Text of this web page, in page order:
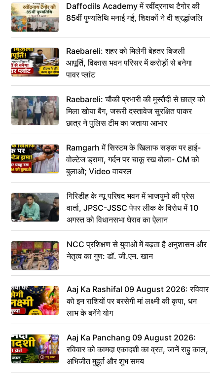
Daffodils Academy में रवींद्रनाथ टैगोर की
85वीं पुण्यतिथि मनाई गई, शिक्षकों ने दी श्रद्धांजलि
Raebareli: शहर को मिलेगी बेहतर बिजली
आपूर्ति, विकास भवन परिसर में करोड़ों से बनेगा
पावर प्लांट
Raebareli: चौकी प्रभारी की मुस्तैदी से छात्र को
मिला खोया बैग, जरूरी दस्तावेज सुरक्षित पाकर
छात्र ने पुलिस टीम का जताया आभार
Ramgarh में सिस्टम के खिलाफ सड़क पर हाई-
वोल्टेज ड्रामा, गर्दन पर चाकू रख बोला- CM को
बुलाओ; Video वायरल
गिरिडीह के न्यू परिषद भवन में भाजयुमो की प्रेस
वार्ता, JPSC-JSSC पेपर लीक के विरोध में 10
अगस्त को विधानसभा घेराव का ऐलान
NCC प्रशिक्षण से युवाओं में बढ़ता है अनुशासन और
नेतृत्व का गुण: डॉ. जी.एन. खान
Aaj Ka Rashifal 09 August 2026: रविवार
को इन राशियों पर बरसेगी मां लक्ष्मी की कृपा, धन
लाभ के बनेंगे योग
Aaj Ka Panchang 09 August 2026:
रविवार को कामदा एकादशी का व्रत, जानें राहु काल,
अभिजीत मुहूर्त और शुभ समय